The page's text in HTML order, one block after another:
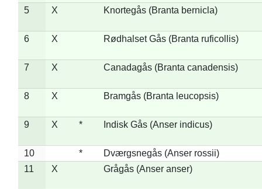
5 X Knortegås (Branta bernicla)
6 X Rødhalset Gås (Branta ruficollis)
7 X Canadagås (Branta canadensis)
8 X Bramgås (Branta leucopsis)
9 X * Indisk Gås (Anser indicus)
10 *
Dværgsnegås (Anser rossii)
11
X Grågås (Anser anser)